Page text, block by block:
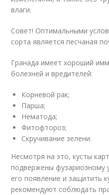
влаги.
Совет! Оптимальными
сорта является песчаная
Гранада имеет хороший
болезней и вредителей:
Корневой рак;
Парша;
Нематода;
Фитофтороз;
Скручивание зелени.
Несмотря на это, кусты
подвержены фузариозному
его появление и защитить
рекомендуют соблюдать